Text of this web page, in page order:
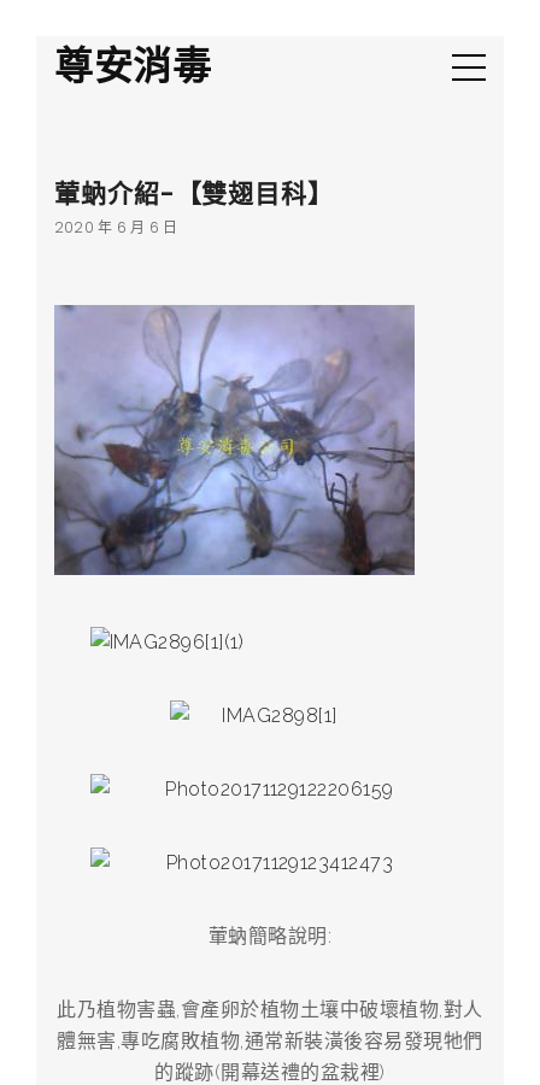
尊安消毒
葷蚋介紹-【雙翅目科】
2020 年 6 月 6 日
葷蚋簡略說明:
此乃植物害蟲,會產卵於植物土壤中破壞植物,對人
體無害,專吃腐敗植物,通常新裝潢後容易發現牠們
的蹤跡(開幕送禮的盆栽裡)